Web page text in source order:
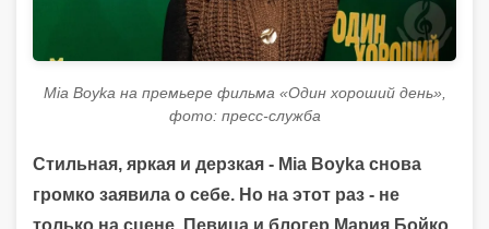
Mia Boyka на премьере фильма «Один хороший день»,
фото: пресс-служба
Стильная, яркая и дерзкая - Mia Boyka снова
громко заявила о себе. Но на этот раз - не